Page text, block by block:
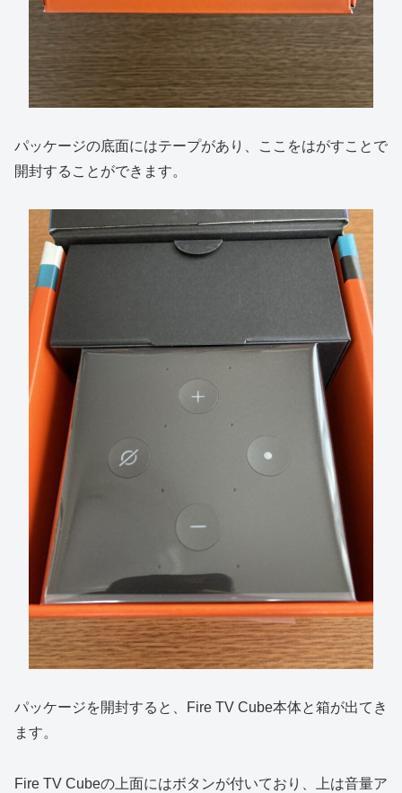
パッケージの底面にはテープがあり、ここをはがすことで
開封することができます。
パッケージを開封すると、Fire TV Cube本体と箱が出てき
ます。
Fire TV Cubeの上面にはボタンが付いており、上は音量ア